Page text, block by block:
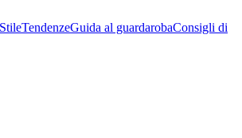
TendenzeGuida al guardarobaConsigli di